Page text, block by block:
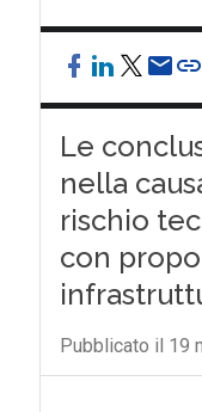
Le
nella
rischio
con
Pubblicato il 19